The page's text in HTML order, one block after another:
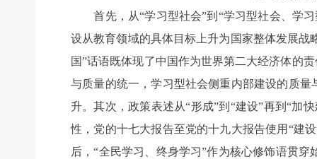
首先，从“学习型社会”到“学习型社会、学习
设从教育领域的具体目标上升为国家整体发展战
国”话语既体现了中国作为世界第二大经济体的
与质量的统一，学习型社会侧重内部建设的质
升。其次，政策表述从“形成”到“建设”再到“加
性，党的十七大报告至党的十九大报告使用“建
后，“全民学习、终身学习”作为核心修饰语贯